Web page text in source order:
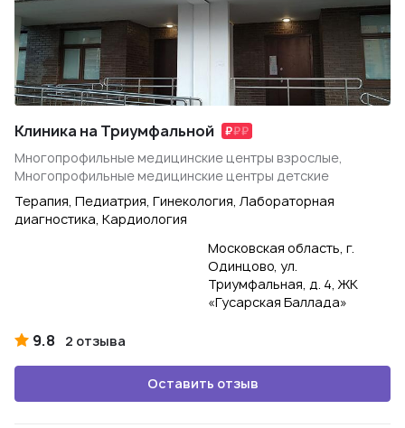
Клиника на Триумфальной
Многопрофильные медицинские центры взрослые,
Многопрофильные медицинские центры детские
Терапия, Педиатрия, Гинекология, Лабораторная
диагностика, Кардиология
Московская область, г.
Одинцово, ул.
Триумфальная, д. 4, ЖК
«Гусарская Баллада»
9.8 2 отзыва
Оставить отзыв